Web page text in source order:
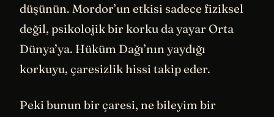
düşünün. Mordor’un etkisi sadece fiziksel
değil, psikolojik bir korku da yayar Orta
Dünya’ya. Hüküm Dağı’nın yaydığı
korkuyu, çaresizlik hissi takip eder.
Peki bunun bir çaresi, ne bileyim bir